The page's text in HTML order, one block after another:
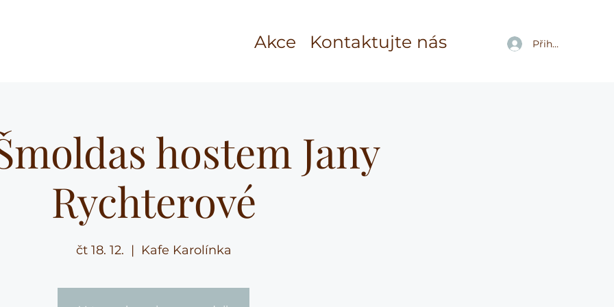
Akce Kontaktujte nás Přihlásit se
hostem Jany
Rychterové
čt 18. 12.
  |
Kafe Karolínka